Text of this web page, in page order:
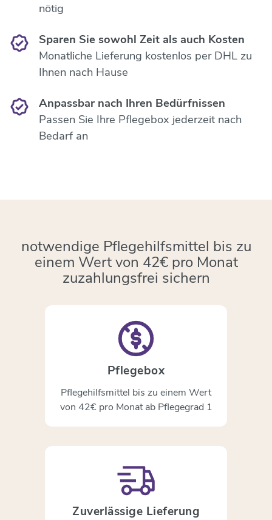
nötig
Sparen Sie sowohl Zeit als auch Kosten
Monatliche Lieferung kostenlos per DHL zu
Ihnen nach Hause
Anpassbar nach Ihren Bedürfnissen
Passen Sie Ihre Pflegebox jederzeit nach
Bedarf an
notwendige Pflegehilfsmittel bis zu
einem Wert von 42€ pro Monat
zuzahlungsfrei sichern
Pflegebox
Pflegehilfsmittel bis zu einem Wert
von 42€ pro Monat ab Pflegegrad 1
Zuverlässige Lieferung